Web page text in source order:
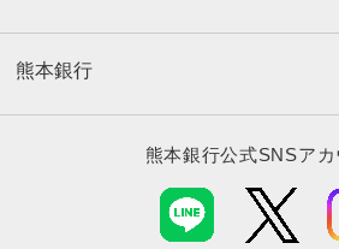
熊本銀行
熊本銀行公式SNSアカ